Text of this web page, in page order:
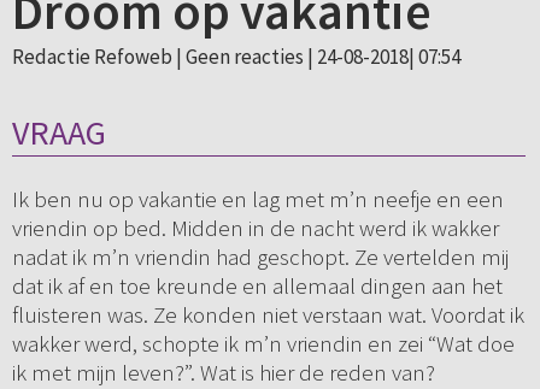
Redactie Refoweb | Geen reacties | 24-08-2018| 07:54
VRAAG
Ik ben nu op vakantie en lag met m’n neefje en een
vriendin op bed. Midden in de nacht werd ik wakker
nadat ik m’n vriendin had geschopt. Ze vertelden mij
dat ik af en toe kreunde en allemaal dingen aan het
fluisteren was. Ze konden niet verstaan wat. Voordat ik
wakker werd, schopte ik m’n vriendin en zei “Wat doe
ik met mijn leven?”. Wat is hier de reden van?